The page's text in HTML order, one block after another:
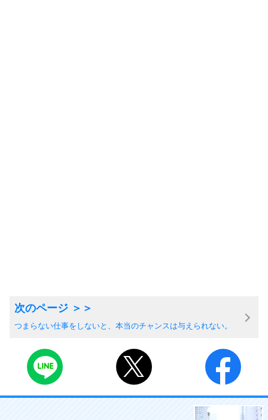
つまらない仕事をしないと、本当のチャンスは与えられない。